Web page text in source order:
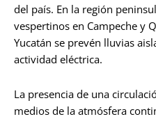
del país. En la región
vespertinos en Campeche y
Yucatán se prevén lluvias
actividad eléctrica.
La presencia de una
medios de la atmósfera